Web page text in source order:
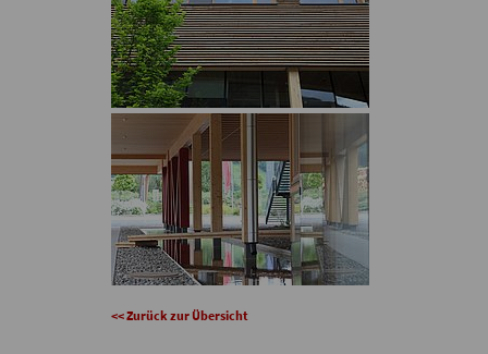
<< Zurück zur Übersicht